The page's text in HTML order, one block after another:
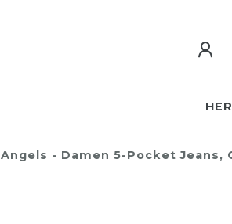
Angels - Damen 5-Pocket Jeans,